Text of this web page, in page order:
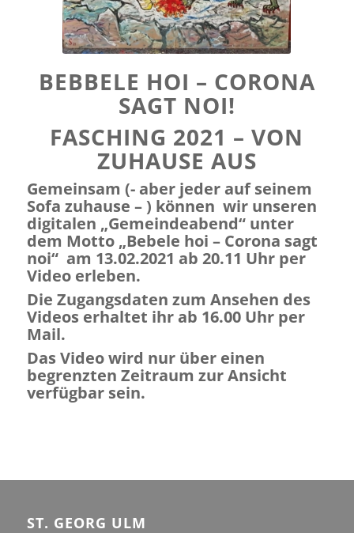
BEBBELE HOI – CORONA
SAGT NOI!
FASCHING 2021 – VON
ZUHAUSE AUS
Gemeinsam (- aber jeder auf seinem
Sofa zuhause – ) können wir unseren
digitalen „Gemeindeabend“ unter
dem Motto „Bebele hoi – Corona sagt
noi“ am 13.02.2021 ab 20.11 Uhr per
Video erleben.
Die Zugangsdaten zum Ansehen des
Videos erhaltet ihr ab 16.00 Uhr per
Mail.
Das Video wird nur über einen
begrenzten Zeitraum zur Ansicht
verfügbar sein.
ST. GEORG ULM